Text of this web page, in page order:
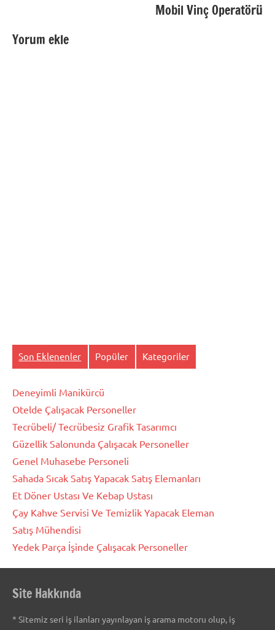
Mobil Vinç Operatörü
Yorum ekle
Son Eklenenler Popüler Kategoriler
Deneyimli Manikürcü
Otelde Çalışacak Personeller
Tecrübeli/ Tecrübesiz Grafik Tasarımcı
Güzellik Salonunda Çalışacak Personeller
Genel Muhasebe Personeli
Sahada Sıcak Satış Yapacak Satış Elemanları
Et Döner Ustası Ve Kebap Ustası
Çay Kahve Servisi Ve Temizlik Yapacak Eleman
Satış Mühendisi
Yedek Parça İşinde Çalışacak Personeller
Site Hakkında
* Sitemiz seri iş ilanları yayınlayan iş arama motoru olup, iş